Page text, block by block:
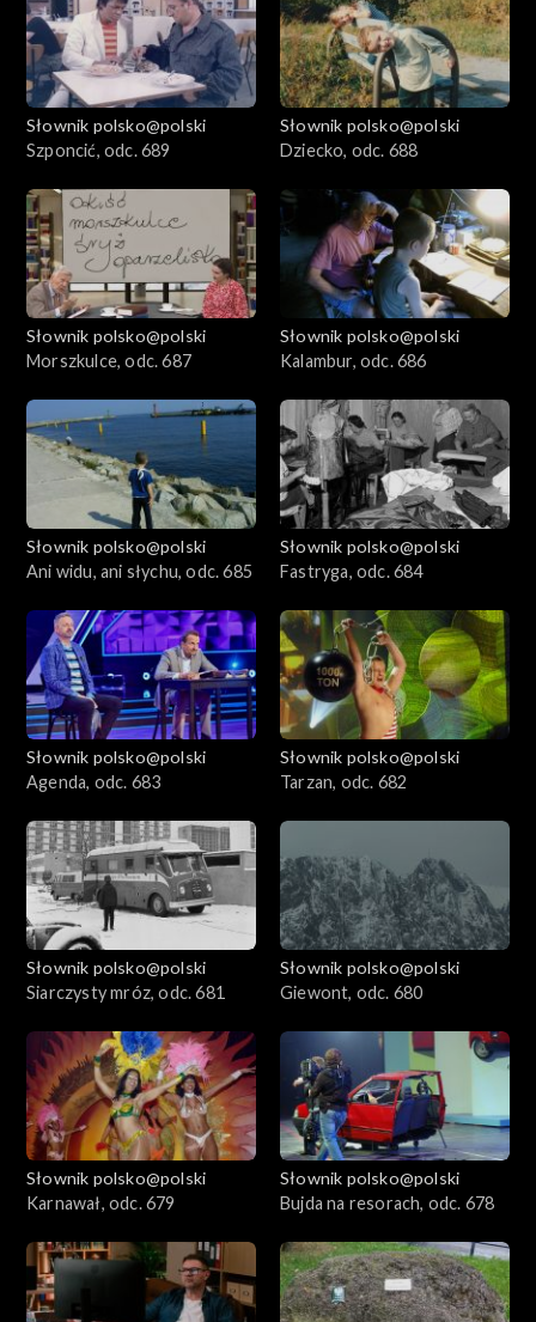
Słownik polsko@polski
Szponcić, odc. 689
Słownik polsko@polski
Dziecko, odc. 688
Słownik polsko@polski
Morszkulce, odc. 687
Słownik polsko@polski
Kalambur, odc. 686
Słownik polsko@polski
Ani widu, ani słychu, odc. 685
Słownik polsko@polski
Fastryga, odc. 684
Słownik polsko@polski
Agenda, odc. 683
Słownik polsko@polski
Tarzan, odc. 682
Słownik polsko@polski
Siarczysty mróz, odc. 681
Słownik polsko@polski
Giewont, odc. 680
Słownik polsko@polski
Karnawał, odc. 679
Słownik polsko@polski
Bujda na resorach, odc. 678